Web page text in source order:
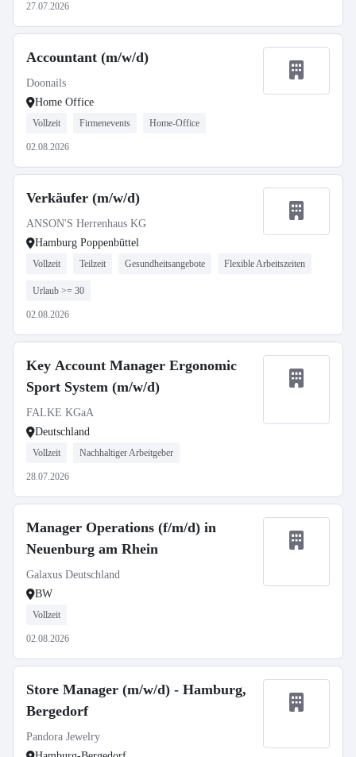
27.07.2026
Accountant (m/w/d)
Doonails
Home Office
Vollzeit Firmenevents Home-Office
02.08.2026
Verkäufer (m/w/d)
ANSON'S Herrenhaus KG
Hamburg Poppenbüttel
Vollzeit Teilzeit Gesundheitsangebote Flexible Arbeitszeiten
Urlaub >= 30
02.08.2026
Key Account Manager Ergonomic
Sport System (m/w/d)
FALKE KGaA
Deutschland
Vollzeit Nachhaltiger Arbeitgeber
28.07.2026
Manager Operations (f/m/d) in
Neuenburg am Rhein
Galaxus Deutschland
BW
Vollzeit
02.08.2026
Store Manager (m/w/d) - Hamburg,
Bergedorf
Pandora Jewelry